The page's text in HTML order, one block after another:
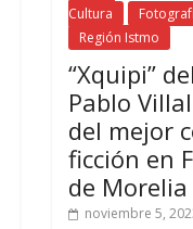
Cultura
Región Istmo
“Xquipi”
Pablo
del mejor
ficción en
de Morelia
noviembre 5,